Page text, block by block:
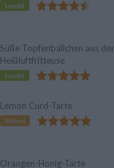
Leicht
Süße Topfenbällchen aus der
Heißluftfritteuse
Leicht
Lemon Curd-Tarte
Mittel
Orangen-Honig-Tarte